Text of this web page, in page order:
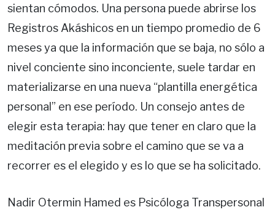
sientan cómodos. Una persona puede abrirse los
Registros Akáshicos en un tiempo promedio de 6
meses ya que la información que se baja, no sólo a
nivel conciente sino inconciente, suele tardar en
materializarse en una nueva “plantilla energética
personal” en ese período. Un consejo antes de
elegir esta terapia: hay que tener en claro que la
meditación previa sobre el camino que se va a
recorrer es el elegido y es lo que se ha solicitado.
Nadir Otermin Hamed es Psicóloga Transpersonal